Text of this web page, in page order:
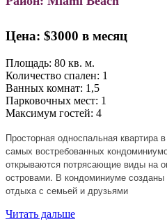
Цена: $3000 в месяц
Площадь: 80 кв. м.
Количество спален: 1
Ванных комнат: 1,5
Парковочных мест: 1
Максимум гостей: 4
Просторная односпальная квартира
самых востребованных
открываются потрясающие виды на
островами. В кондоминиуме
отдыха с семьей и друзьями
Читать дальше